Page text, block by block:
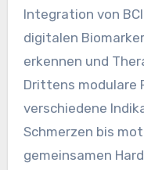
Integration von
digitalen
erkennen und
Drittens modulare
verschiedene
Schmerzen bis
gemeinsamen